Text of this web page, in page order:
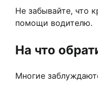
Не забывайте, что
помощи водителю.
На что
Многие